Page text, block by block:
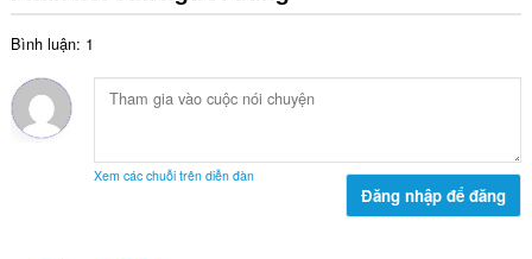
:p
n
g
x
ế
ạ
Bình luận: 1
Xem các chuỗi trên diễn đàn
Đăng nhập để đăng